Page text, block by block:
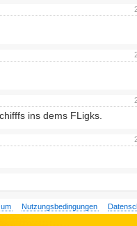
ins dems FLigks.
Nutzungsbedingungen